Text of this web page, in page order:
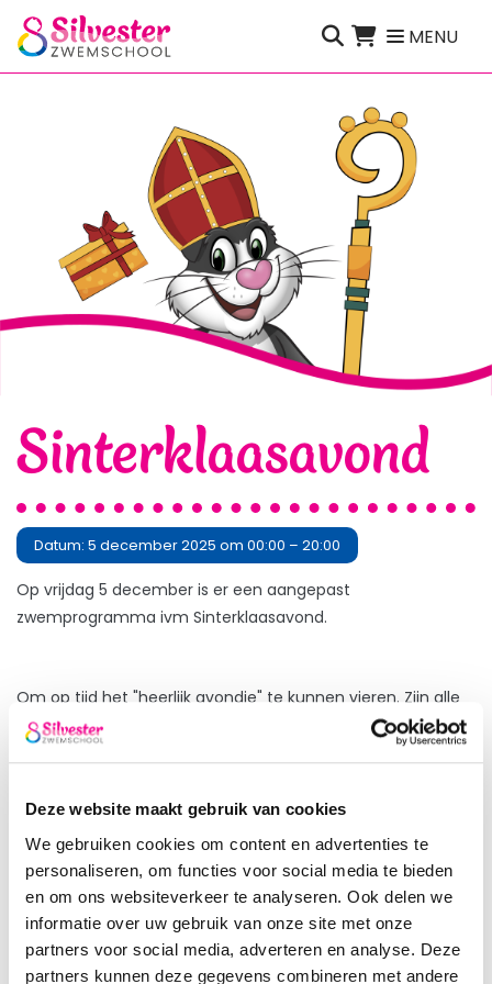
Deze website maakt gebruik van cookies
We gebruiken cookies om content en advertenties te
personaliseren, om functies voor social media te bieden
en om ons websiteverkeer te analyseren. Ook delen we
informatie over uw gebruik van onze site met onze
partners voor social media, adverteren en analyse. Deze
partners kunnen deze gegevens combineren met andere
Direct naar de inhoud van de pagina
MENU
Sinterklaasavond
Datum: 5 december 2025 om 00:00 – 20:00
Op vrijdag 5 december is er een aangepast
zwemprogramma ivm Sinterklaasavond.
Om op tijd het "heerlijk avondje" te kunnen vieren. Zijn alle
lessen op vrijdag 5 december vervroegd. Alle lessen
Omdat dit in Leidschenveen niet mogelijk is zijn
van Leidschenveen
verplaatst naar Zwembad De Veur
in Zoetermeer
Kortom: Alle lessen starten op vrijdag 5 december 2,5
eerder en vinden plaats in Zwembad De Veur.